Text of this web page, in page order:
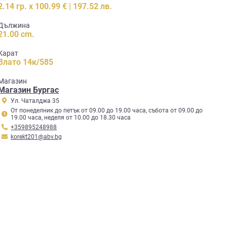
гр. x 100.99 € | 197.52 лв.
cm.
14к/585
Бургас
Ул. Чаталджа 35
От понеделник до петък от 09.00 до 19.00 часа, събота от 09.00 до
19.00 часа, неделя от 10.00 до 18.30 часа
+359895248988
korekt201@abv.bg